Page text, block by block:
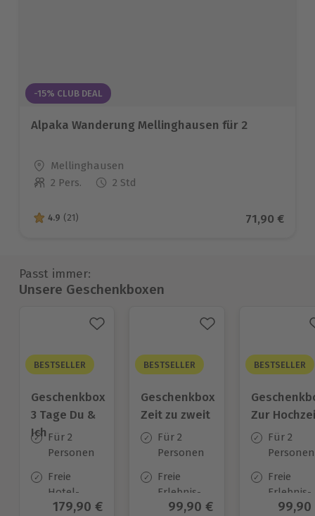
-15% CLUB DEAL
Alpaka Wanderung Mellinghausen für 2
Standort
Mellinghausen
Anzahl der Teilnehmer
2 Pers. 2 Std
4.9 von 5 Sternen basierend auf 21 Bewertungen
4.9 (21) Aktueller
71,90 €
Passt immer:
Unsere Geschenkboxen
BESTSELLER
Geschenkbox
3 Tage Du &
Ich Für 2
Personen
Freie
Hotel-
Auswahl
Aktueller Preis
179,90 €
BESTSELLER
Geschenkbox
Zeit zu zweit
Für 2
Personen
Freie
Erlebnis-
Auswahl
Aktueller Preis
99,90 €
BESTSELLER
Zur
Für 2
Personen
Freie
Erlebnis-
Auswahl
99,90